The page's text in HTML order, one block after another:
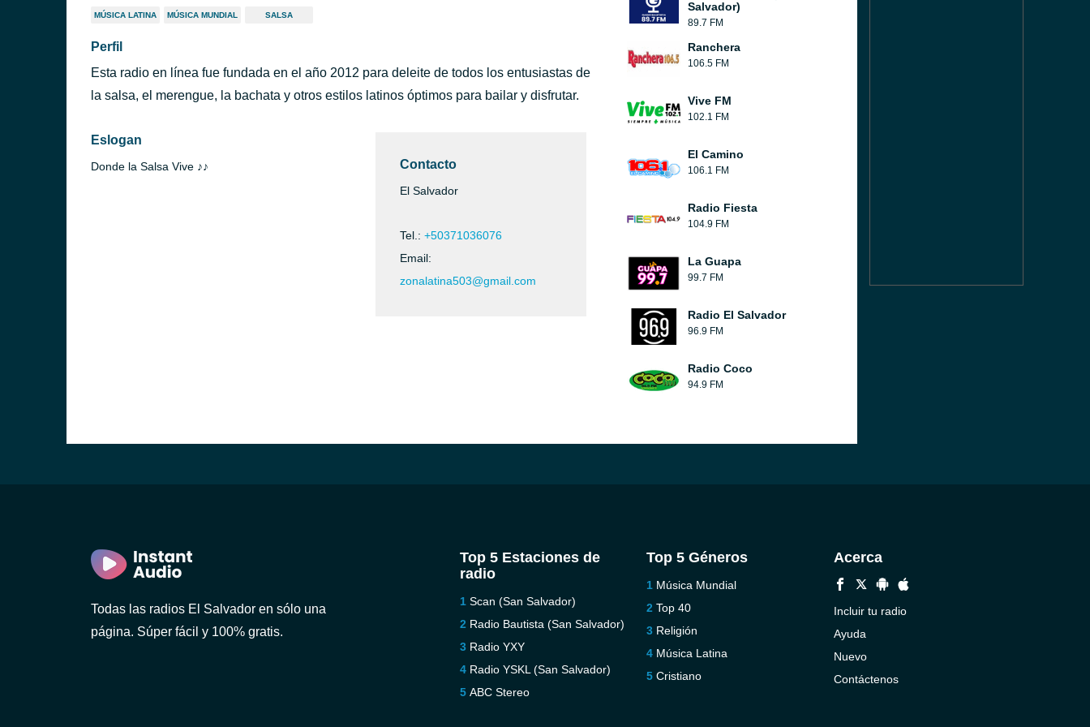
MÚSICA LATINA MÚSICA MUNDIAL SALSA
Perfil
Esta radio en línea fue fundada en el año 2012 para deleite de todos los entusiastas de
la salsa, el merengue, la bachata y otros estilos latinos óptimos para bailar y disfrutar.
Eslogan
Donde la Salsa Vive ♪♪ Contacto
El Salvador
Tel.: +50371036076
Email:
zonalatina503@gmail.com
Salvador)
89.7 FM
Ranchera
106.5 FM
Vive FM
102.1 FM
El Camino
106.1 FM
Radio Fiesta
104.9 FM
La Guapa
99.7 FM
Radio El Salvador
96.9 FM
Radio Coco
94.9 FM
Todas las radios El Salvador en sólo una
página. Súper fácil y 100% gratis.
Top 5 Estaciones de
radio
Scan (San Salvador)
Radio Bautista (San Salvador)
Radio YXY
Radio YSKL (San Salvador)
ABC Stereo
Top 5 Géneros
Música Mundial
Top 40
Religión
Música Latina
Cristiano
Acerca
Incluir tu radio
Ayuda
Nuevo
Contáctenos